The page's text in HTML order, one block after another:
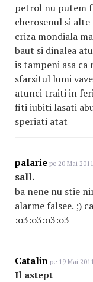
petrol nu putem
cherosenul si alte
criza mondiala
baut si dinalea
is tampeni asa ca
sfarsitul lumi
atunci traiti in
fiti iubiti lasati
speriati atat
palarie pe 20 Mai
sall.
ba nene nu stie
alarme falsee. ;)
:o3:o3:o3:o3
Catalin pe 19 Mai
Il astept